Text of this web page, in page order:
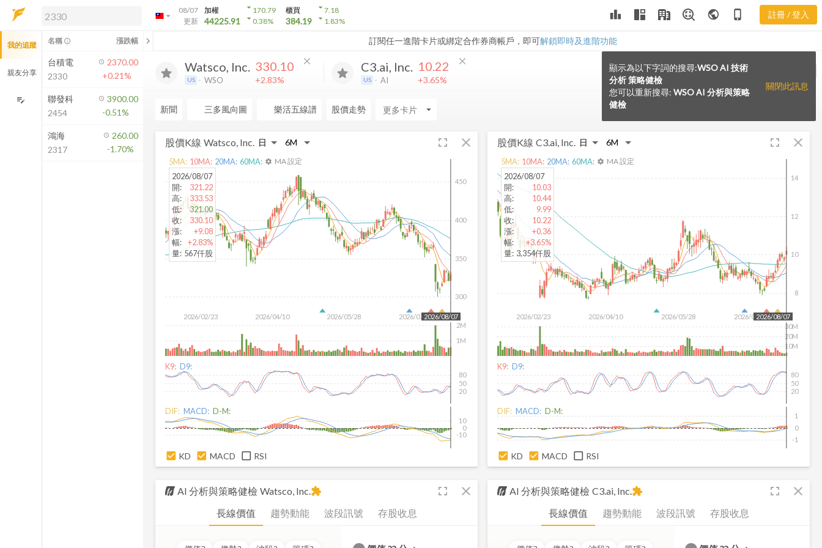
arrow_drop_down
08/07
更新
加權
44225.91
arrow_drop_down170.79
arrow_drop_down0.38%
櫃買
384.19
arrow_drop_down7.18
arrow_drop_down1.83% leaderboard public phone_iphone 註冊 / 登入
訂閱任一進階卡片或綁定合作券商帳戶，即可解鎖即時及進階功能
解鎖即時行情及進階功能
方案」，即可解鎖以下功能：
即時行情
即時市況與排行
成交金額熱力圖
前往方案訂閱
如何綁定合作券商
顯示為以下字詞的搜尋:WSO AI 技術
分析 策略健檢
您可以重新搜尋: WSO AI 分析與策略
健檢
關閉此訊息
Watsco, Inc.
US WSO
330.10
+2.83%
close C3.ai, Inc.
US AI
10.22
+3.65%
close
新聞 三多風向圖 樂活五線譜 股價走勢 arrow_drop_down
股價K線 Watsco, Inc. fullscreen close
2026/02/23 2026/04/10 2026/05/28 2026/07/16
300
350
400
450
2026/08/07
1M
2M
2026/08/07
開:
321.22
高:
333.53
低:
321.00
收:
330.10
漲:
+9.08
幅:
+2.83%
量: 567仟股
5MA: 10MA: 20MA: 60MA: settings MA 設定
K9: D9:
20
50
80
DIF: MACD: D-M:
-10
0
10
KD MACD RSI
股價K線 C3.ai, Inc. fullscreen close
2026/02/23 2026/04/10 2026/05/28 2026/07/16
8
10
12
14
2026/08/07
10M
20M
30M
2026/08/07
開:
10.03
高:
10.44
低:
9.99
收:
10.22
漲:
+0.36
幅:
+3.65%
量: 3,354仟股
5MA: 10MA: 20MA: 60MA: settings MA 設定
K9: D9:
20
50
80
DIF: MACD: D-M:
-1
0
1
KD MACD RSI
AI 分析與策略健檢 Watsco, Inc. fullscreen close
extension
長線價值 趨勢動能 波段訊號 存股收息
AI 分析與策略健檢 C3.ai, Inc. fullscreen close
extension
長線價值 趨勢動能 波段訊號 存股收息
我的追蹤
親友分享
edit_note
名稱 info_outline 漲跌幅 chevron_left
台積電
2330
2370.00
+0.21%
聯發科
2454
3900.00
-0.51%
鴻海
2317
260.00
-1.70%